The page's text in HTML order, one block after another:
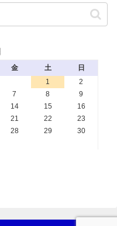
金 土
日
1
2
7 8
9
14 15
16
21 22
23
28 29
30